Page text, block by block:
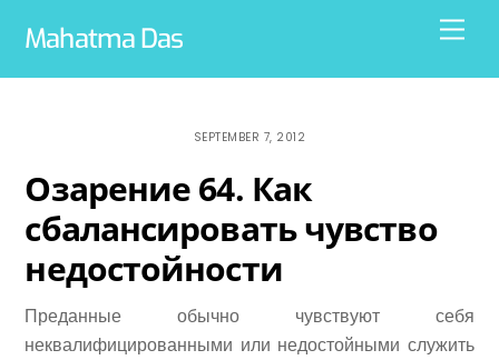
Mahatma Das
SEPTEMBER 7, 2012
Озарение 64. Как
сбалансировать чувство
недостойности
Преданные обычно чувствуют себя
неквалифицированными или недостойными служить